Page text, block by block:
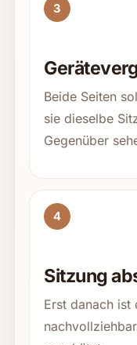
3
Beide Seiten
sie dieselbe
Gegenüber
4
Sitzung
Erst danach ist